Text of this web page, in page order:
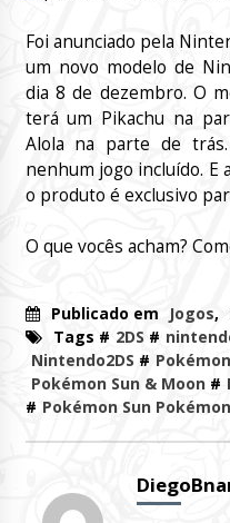
Foi anunciado pela
um novo modelo de
dia 8 de dezembro. O
terá um Pikachu na
Alola na parte de
nenhum jogo incluído. E
o produto é exclusivo
O que vocês acham?
Publicado em Jogos,
Tags # 2DS #
Nintendo2DS #
Pokémon Sun & Moon#
# Pokémon Sun